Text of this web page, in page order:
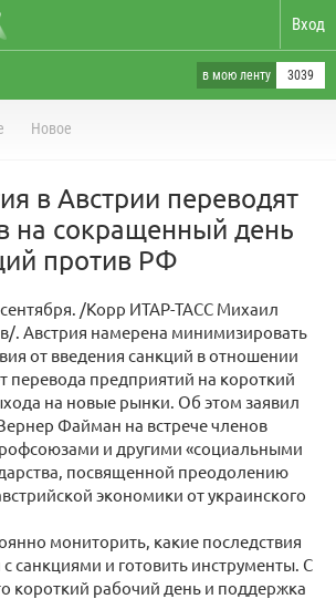
Вход
в мою ленту 3039
Новое
в Австрии переводят
на сокращенный день
против РФ
/Корр ИТАР-ТАСС Михаил
. Австрия намерена минимизировать
от введения санкций в отношении
перевода предприятий на короткий
на новые рынки. Об этом заявил
Файман на встрече членов
и другими «социальными
посвященной преодолению
экономики от украинского
мониторить, какие последствия
с санкциями и готовить инструменты. С
короткий рабочий день и поддержка